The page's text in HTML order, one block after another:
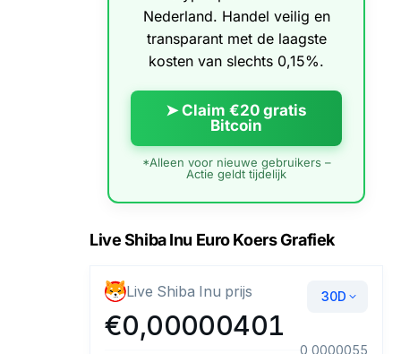
Nederland. Handel veilig en
transparant met de laagste
kosten van slechts 0,15%.
➤ Claim €20 gratis
Bitcoin
*Alleen voor nieuwe gebruikers –
Actie geldt tijdelijk
Live Shiba Inu Euro Koers Grafiek